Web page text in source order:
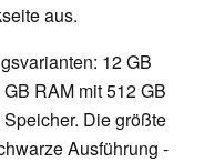
aus.
12 GB
RAM mit 512 GB
Die größte
Ausführung -